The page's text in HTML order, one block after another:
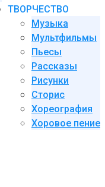
ТВОРЧЕСТВО
Музыка
Мультфильмы
Пьесы
Рассказы
Рисунки
Сторис
Хореография
Хоровое пение